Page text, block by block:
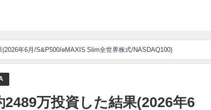
(2026年6月/S&P500/eMAXIS Slim全世界株式/NASDAQ100)
2489万投資した結果(2026年6